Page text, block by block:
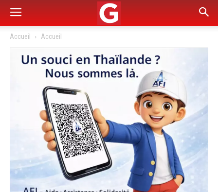
Accueil Accueil